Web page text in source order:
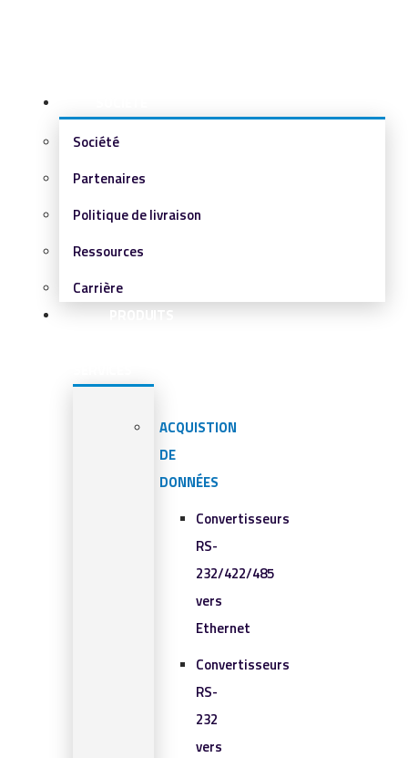
Société
Partenaires
Politique de livraison
Ressources
Carrière
PRODUITS
ACQUISTION
DE
DONNÉES
Convertisseurs
RS-
232/422/485
vers
Ethernet
Convertisseurs
RS-
232
vers